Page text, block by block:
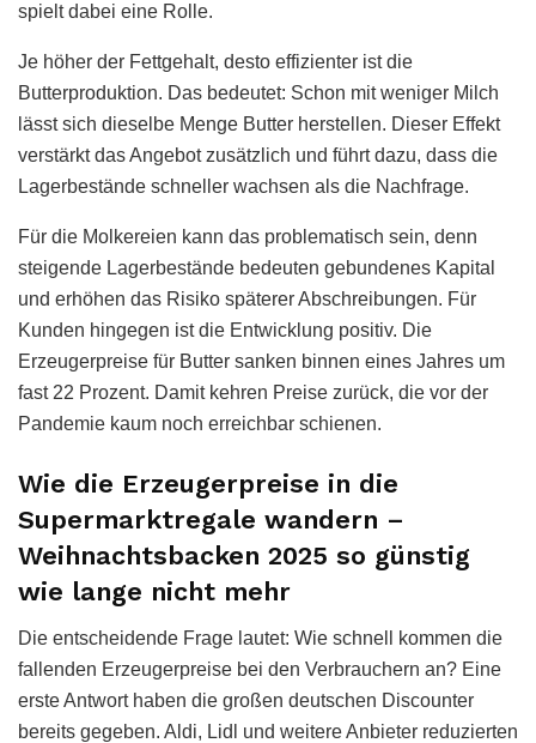
spielt dabei eine Rolle.
Je höher der Fettgehalt, desto effizienter ist die
Butterproduktion. Das bedeutet: Schon mit weniger Milch
lässt sich dieselbe Menge Butter herstellen. Dieser Effekt
verstärkt das Angebot zusätzlich und führt dazu, dass die
Lagerbestände schneller wachsen als die Nachfrage.
Für die Molkereien kann das problematisch sein, denn
steigende Lagerbestände bedeuten gebundenes Kapital
und erhöhen das Risiko späterer Abschreibungen. Für
Kunden hingegen ist die Entwicklung positiv. Die
Erzeugerpreise für Butter sanken binnen eines Jahres um
fast 22 Prozent. Damit kehren Preise zurück, die vor der
Pandemie kaum noch erreichbar schienen.
Wie die Erzeugerpreise in die
Supermarktregale wandern –
Weihnachtsbacken 2025 so günstig
wie lange nicht mehr
Die entscheidende Frage lautet: Wie schnell kommen die
fallenden Erzeugerpreise bei den Verbrauchern an? Eine
erste Antwort haben die großen deutschen Discounter
bereits gegeben. Aldi, Lidl und weitere Anbieter reduzierten